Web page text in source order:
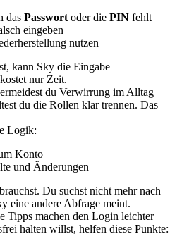
das Passwort oder die PIN fehlt
eingeben
nutzen
kann Sky die Eingabe
nur Zeit.
du Verwirrung im Alltag
du die Rollen klar trennen. Das
Logik:
Konto
und Änderungen
Du suchst nicht mehr nach
eine andere Abfrage meint.
Tipps machen den Login leichter
halten willst, helfen diese Punkte: